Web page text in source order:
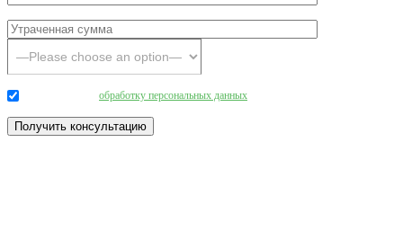
обработку персональных данных